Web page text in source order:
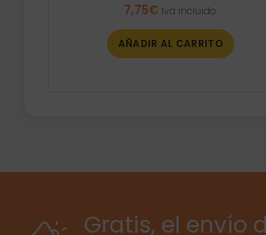
7,75€ Iva incluido
AÑADIR AL CARRITO
Gratis, el envío